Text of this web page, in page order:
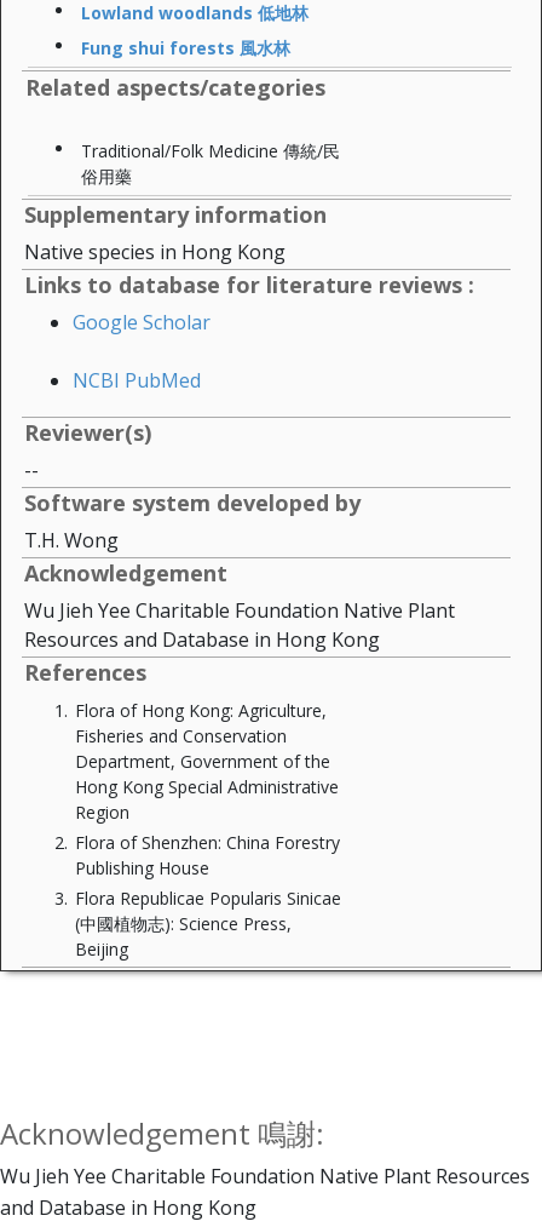
Lowland woodlands 低地林
Fung shui forests 風水林
Related aspects/categories
Traditional/Folk Medicine 傳統/民
俗用藥
Supplementary information
Native species in Hong Kong
Links to database for literature reviews :
Google Scholar
NCBI PubMed
Reviewer(s)
--
Software system developed by
T.H. Wong
Acknowledgement
Wu Jieh Yee Charitable Foundation Native Plant
Resources and Database in Hong Kong
References
Flora of Hong Kong: Agriculture,
Fisheries and Conservation
Department, Government of the
Hong Kong Special Administrative
Region
Flora of Shenzhen: China Forestry
Publishing House
Flora Republicae Popularis Sinicae
(中國植物志): Science Press,
Beijing
Acknowledgement 鳴謝:
Wu Jieh Yee Charitable Foundation Native Plant Resources
and Database in Hong Kong